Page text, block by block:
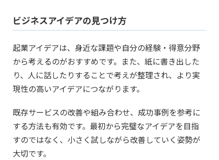
ビジネスアイデアの見つけ方
起業アイデアは、身近な課題や自分の経験・得意分野
から考えるのがおすすめです。また、紙に書き出した
り、人に話したりすることで考えが整理され、より実
現性の高いアイデアにつながります。
既存サービスの改善や組み合わせ、成功事例を参考に
する方法も有効です。最初から完璧なアイデアを目指
すのではなく、小さく試しながら改善していく姿勢が
大切です。